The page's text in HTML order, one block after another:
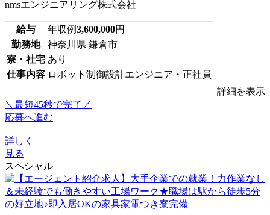
nmsエンジニアリング株式会社
給与 年収例3,600,000円
勤務地
神奈川県 鎌倉市
寮・社宅 あり
仕事内容 ロボット制御設計エンジニア・正社員
詳細を表示
＼最短45秒で完了／
応募へ進む
詳しく
見る
スペシャル